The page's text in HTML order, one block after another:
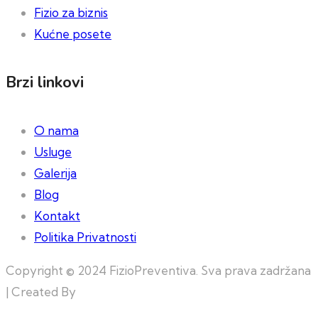
Fizio za biznis
Kućne posete
Brzi linkovi
O nama
Usluge
Galerija
Blog
Kontakt
Politika Privatnosti
Copyright © 2024 FizioPreventiva. Sva prava zadržana
| Created By